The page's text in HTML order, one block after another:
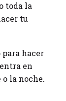
toda la
tu
para hacer
en
o la noche.